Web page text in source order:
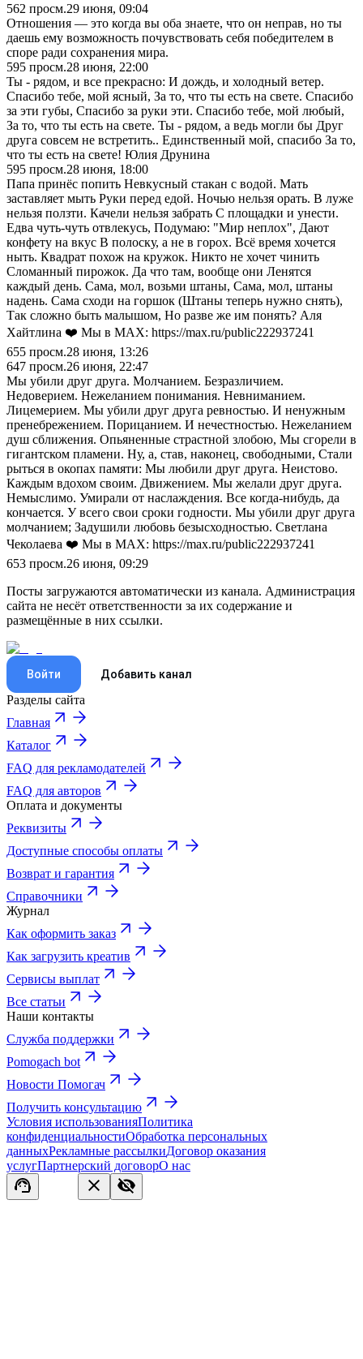
562 просм.29 июня, 09:04
Отношения — это когда вы оба знаете, что он неправ, но ты
даешь ему возможность почувствовать себя победителем в
споре ради сохранения мира.
595 просм.28 июня, 22:00
Ты - рядом, и все прекрасно: И дождь, и холодный ветер.
Спасибо тебе, мой ясный, За то, что ты есть на свете. Спасибо
за эти губы, Спасибо за руки эти. Спасибо тебе, мой любый,
За то, что ты есть на свете. Ты - рядом, а ведь могли бы Друг
друга совсем не встретить.. Единственный мой, спасибо За то,
что ты есть на свете! Юлия Друнина
595 просм.28 июня, 18:00
Папа принёс попить Невкусный стакан с водой. Мать
заставляет мыть Руки перед едой. Ночью нельзя орать. В луже
нельзя ползти. Качели нельзя забрать С площадки и унести.
Едва чуть-чуть отвлекусь, Подумаю: "Мир неплох", Дают
конфету на вкус В полоску, а не в горох. Всё время хочется
ныть. Квадрат похож на кружок. Никто не хочет чинить
Сломанный пирожок. Да что там, вообще они Ленятся
каждый день. Сама, мол, возьми штаны, Сама, мол, штаны
надень. Сама сходи на горшок (Штаны теперь нужно снять),
Так сложно быть малышом, Но разве же им понять? Аля
Хайтлина ❤️ Мы в MAX: https://max.ru/public222937241
655 просм.28 июня, 13:26
647 просм.26 июня, 22:47
Мы убили друг друга. Молчанием. Безразличием.
Недоверием. Нежеланием понимания. Невниманием.
Лицемерием. Мы убили друг друга ревностью. И ненужным
пренебрежением. Порицанием. И нечестностью. Нежеланием
душ сближения. Опьяненные страстной злобою, Мы сгорели в
гигантском пламени. Ну, а, став, наконец, свободными, Стали
рыться в окопах памяти: Мы любили друг друга. Неистово.
Каждым вдохом своим. Движением. Мы желали друг друга.
Немыслимо. Умирали от наслаждения. Все когда-нибудь, да
кончается. У всего свои сроки годности. Мы убили друг друга
молчанием; Задушили любовь безысходностью. Светлана
Чеколаева ❤️ Мы в MAX: https://max.ru/public222937241
653 просм.26 июня, 09:29
Посты загружаются автоматически из канала. Администрация
сайта не несёт ответственности за их содержание и
размещённые в них ссылки.
Войти Добавить канал
Разделы сайта
Главная
Каталог
FAQ для рекламодателей
FAQ для авторов
Оплата и документы
Реквизиты
Доступные способы оплаты
Возврат и гарантия
Справочники
Журнал
Как оформить заказ
Как загрузить креатив
Сервисы выплат
Все статьи
Наши контакты
Служба поддержки
Pomogach bot
Новости Помогач
Получить консультацию
Условия использованияПолитика
конфиденциальностиОбработка персональных
данныхРекламные рассылкиДоговор оказания
услугПартнерский договорО нас